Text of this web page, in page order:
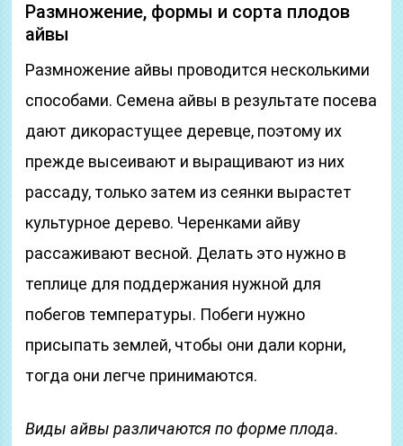
Размножение, формы и сорта плодов
айвы
Размножение айвы проводится несколькими
способами. Семена айвы в результате посева
дают дикорастущее деревце, поэтому их
прежде высеивают и выращивают из них
рассаду, только затем из сеянки вырастет
культурное дерево. Черенками айву
рассаживают весной. Делать это нужно в
теплице для поддержания нужной для
побегов температуры. Побеги нужно
присыпать землей, чтобы они дали корни,
тогда они легче принимаются.
Виды айвы различаются по форме плода.